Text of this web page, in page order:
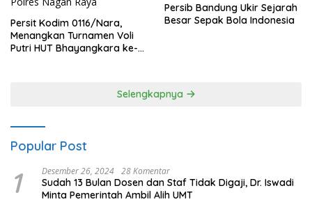
Persit Kodim 0116/Nara,
Menangkan Turnamen Voli
Putri HUT Bhayangkara ke-
Persib Bandung Ukir Sejarah
Besar Sepak Bola Indonesia
Selengkapnya
Popular Post
1 Desember 26, 2024 28 Komentar
Sudah 13 Bulan Dosen dan Staf Tidak Digaji, Dr. Iswadi
Minta Pemerintah Ambil Alih UMT